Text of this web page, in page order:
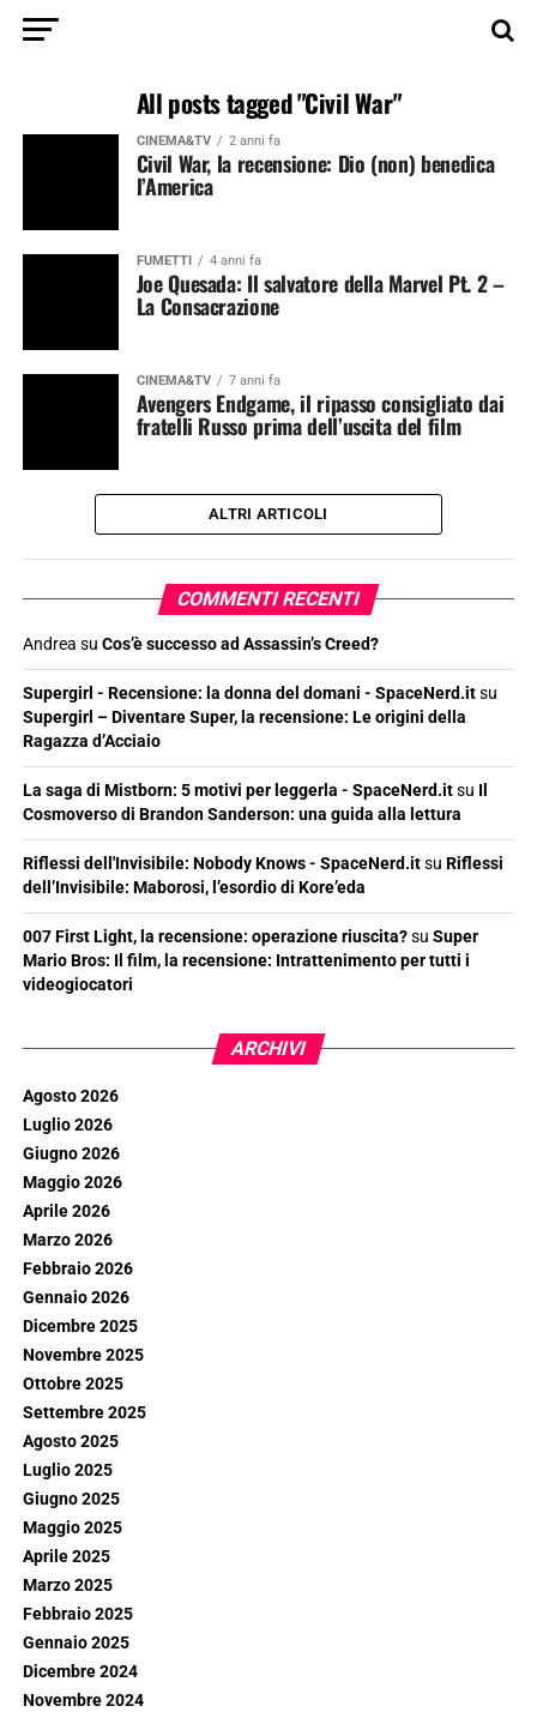
All posts tagged "Civil War"
CINEMA&TV 2 anni fa
Civil War, la recensione: Dio (non) benedica
l’America
FUMETTI 4 anni fa
Joe Quesada: Il salvatore della Marvel Pt. 2 –
La Consacrazione
CINEMA&TV 7 anni fa
Avengers Endgame, il ripasso consigliato dai
fratelli Russo prima dell’uscita del film
ALTRI ARTICOLI
COMMENTI RECENTI
Andrea su Cos’è successo ad Assassin’s Creed?
Supergirl - Recensione: la donna del domani - SpaceNerd.itsu
Supergirl – Diventare Super, la recensione: Le origini della
Ragazza d’Acciaio
La saga di Mistborn: 5 motivi per leggerla - SpaceNerd.itsu Il
Cosmoverso di Brandon Sanderson: una guida alla lettura
Riflessi dell'Invisibile: Nobody Knows - SpaceNerd.itsu Riflessi
dell’Invisibile: Maborosi, l’esordio di Kore’eda
007 First Light, la recensione: operazione riuscita?su Super
Mario Bros: Il film, la recensione: Intrattenimento per tutti i
videogiocatori
ARCHIVI
Agosto 2026
Luglio 2026
Giugno 2026
Maggio 2026
Aprile 2026
Marzo 2026
Febbraio 2026
Gennaio 2026
Dicembre 2025
Novembre 2025
Ottobre 2025
Settembre 2025
Agosto 2025
Luglio 2025
Giugno 2025
Maggio 2025
Aprile 2025
Marzo 2025
Febbraio 2025
Gennaio 2025
Dicembre 2024
Novembre 2024